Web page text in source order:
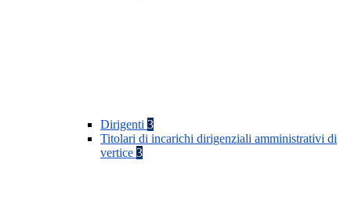
Dirigenti 3
Titolari di incarichi dirigenziali amministrativi di
vertice 3